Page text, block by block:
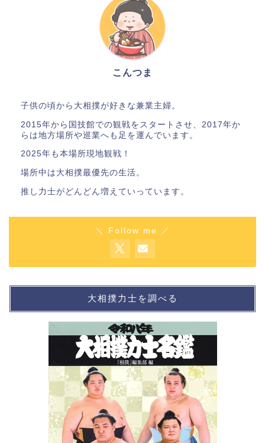
こんつま
子供の頃から大相撲が好きな兼業主婦。
2015年から国技館での観戦をスタートさせ、2017年か
らは地方場所や巡業へも足を運んでいます。
2025年も本場所現地観戦！
場所中は大相撲最優先の生活。
推し力士がどんどん増えていっています。
＼ Follow me ／
大相撲力士を調べる